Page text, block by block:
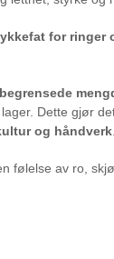
for ringer
Dette gjør
og håndverk
følelse av ro,